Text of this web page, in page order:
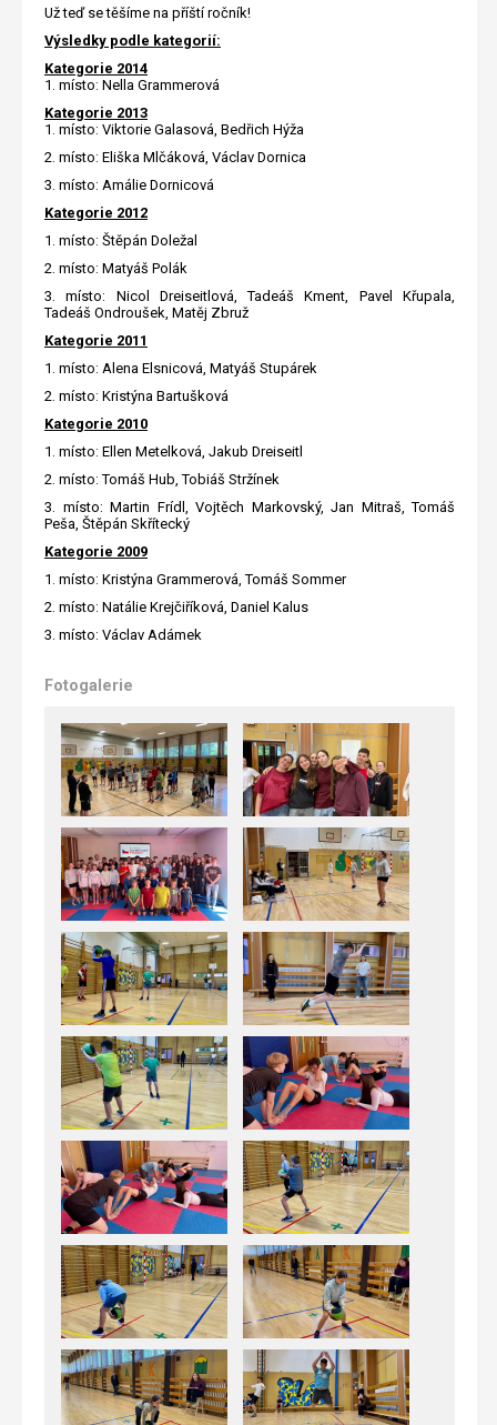
Už teď se těšíme na příští ročník!
Výsledky podle kategorií:
Kategorie 2014
1. místo: Nella Grammerová
Kategorie 2013
1. místo: Viktorie Galasová, Bedřich Hýža
2. místo: Eliška Mlčáková, Václav Dornica
3. místo: Amálie Dornicová
Kategorie 2012
1. místo: Štěpán Doležal
2. místo: Matyáš Polák
3. místo: Nicol Dreiseitlová, Tadeáš Kment, Pavel Křupala,
Tadeáš Ondroušek, Matěj Zbruž
Kategorie 2011
1. místo: Alena Elsnicová, Matyáš Stupárek
2. místo: Kristýna Bartušková
Kategorie 2010
1. místo: Ellen Metelková, Jakub Dreiseitl
2. místo: Tomáš Hub, Tobiáš Stržínek
3. místo: Martin Frídl, Vojtěch Markovský, Jan Mitraš, Tomáš
Peša, Štěpán Skřítecký
Kategorie 2009
1. místo: Kristýna Grammerová, Tomáš Sommer
2. místo: Natálie Krejčiříková, Daniel Kalus
3. místo: Václav Adámek
Fotogalerie